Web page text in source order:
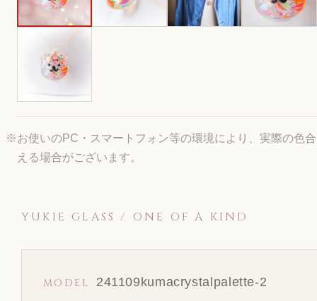
※お使いのPC・スマートフォン等の環境により、実際の色
える場合がございます。
YUKIE GLASS / ONE OF A KIND
MODEL 241109kumacrystalpalette-2